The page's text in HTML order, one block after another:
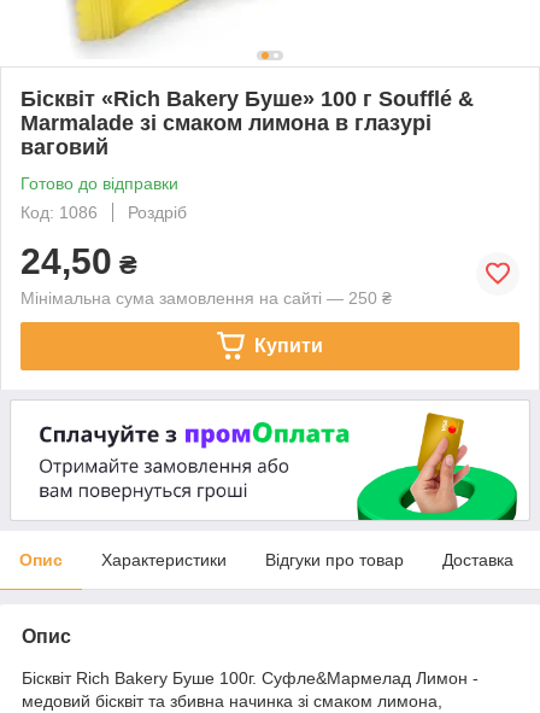
Бісквіт «Rich Bakery Буше» 100 г Soufflé &
Marmalade зі смаком лимона в глазурі
ваговий
Готово до відправки
Код: 1086
Роздріб
24,50 ₴
Мінімальна сума замовлення на сайті — 250 ₴
Купити
Опис Характеристики Відгуки про товар Доставка
Опис
Бісквіт Rich Bakery Буше 100г. Суфле&Мармелад Лимон -
медовий бісквіт та збивна начинка зі смаком лимона,